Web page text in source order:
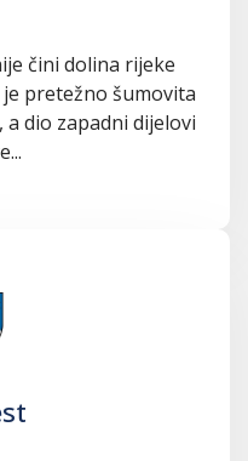
čini dolina rijeke
pretežno šumovita
dio zapadni dijelovi